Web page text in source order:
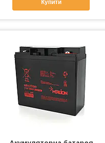
Купити